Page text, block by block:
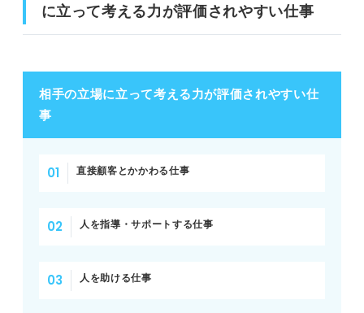
に立って考える力が評価されやすい仕事
相手の立場に立って考える力が評価されやすい仕
事
直接顧客とかかわる仕事
人を指導・サポートする仕事
人を助ける仕事